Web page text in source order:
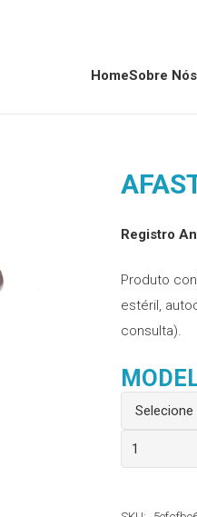
HomeSobre Nós
Registro
Produto
estéril,
consulta).
Afastador
Jansen